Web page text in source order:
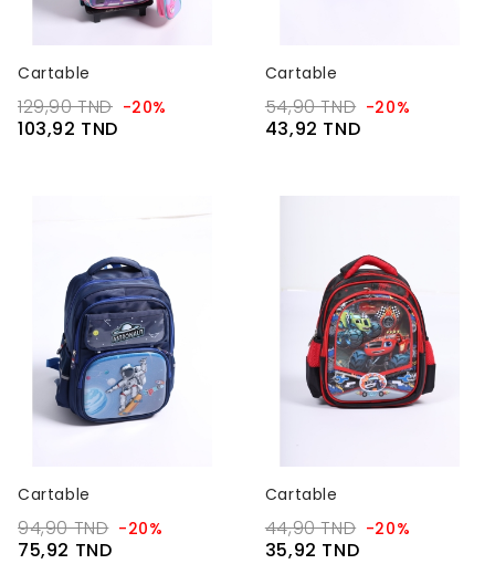
Cartable
129,90 TND -20%
103,92 TND
Cartable
54,90 TND -20%
43,92 TND
Cartable
94,90 TND -20%
75,92 TND
Cartable
44,90 TND -20%
35,92 TND